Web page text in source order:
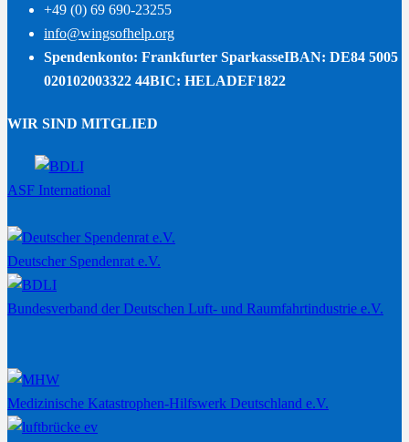
+49 (0) 69 690-23255
info@wingsofhelp.org
Spendenkonto: Frankfurter SparkasseIBAN: DE84 5005
020102003322 44BIC: HELADEF1822
WIR SIND MITGLIED
ASF International
Deutscher Spendenrat e.V.
Bundesverband der Deutschen Luft- und Raumfahrtindustrie e.V.
Medizinische Katastrophen-Hilfswerk Deutschland e.V.